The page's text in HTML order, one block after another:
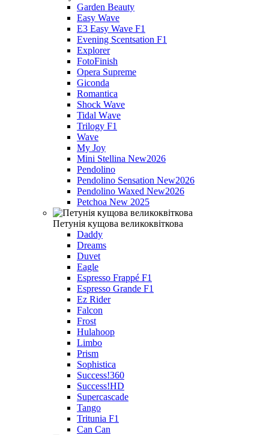
Garden Beauty
Easy Wave
E3 Easy Wave F1
Evening Scentsation F1
Explorer
FotoFinish
Opera Supreme
Giconda
Romantica
Shock Wave
Tidal Wаve
Trilogy F1
Wave
My Joy
Mini Stellina New2026
Pendolino
Pendolino Sensation New2026
Pendolino Waxed New2026
Petchoa New 2025
Петунія кущова великоквіткова
Daddy
Dreams
Duvet
Eagle
Espresso Frappé F1
Espresso Grande F1
Ez Rider
Falcon
Frost
Hulahoop
Limbo
Prism
Sophistica
Success!360
Success!HD
Supercascade
Tango
Tritunia F1
Can Can